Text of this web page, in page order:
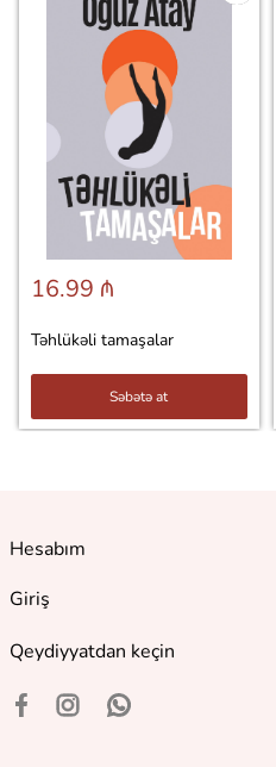
16.99 ₼
Təhlükəli tamaşalar
Səbətə at
Hesabım
Giriş
Qeydiyyatdan keçin